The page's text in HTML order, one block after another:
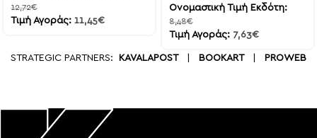
12,72€
Τιμή Αγοράς: 11,45€
Ονομαστική Τιμή Εκδότη:
8,48€
Τιμή Αγοράς: 7,63€
STRATEGIC PARTNERS: KAVALAPOST| BOOKART| PROWEB